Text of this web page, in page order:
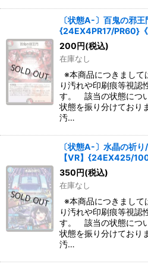
〔状態A-〕百鬼の邪王
{24EX4PR17/PR60}《
200円(税込)
在庫なし
※本商品につきまして
り汚れや印刷痕等視認
す。 該当の状態につ
状態を振り分けており
汚…
〔状態A-〕水晶の祈
【VR】{24EX425/
350円(税込)
在庫なし
※本商品につきまして
り汚れや印刷痕等視認
す。 該当の状態につ
状態を振り分けており
汚…